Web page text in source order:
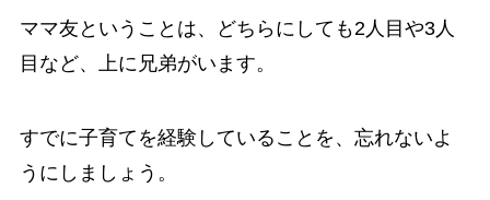
ママ友ということは、どちらにしても2人目や3人
目など、上に兄弟がいます。
すでに子育てを経験していることを、忘れないよ
うにしましょう。